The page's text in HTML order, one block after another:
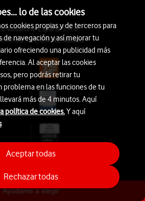
Ayúdame a elegir
Vodafone España S.A.U.
115, 28042 Madrid
lo de las cookies
cookies propias y de terceros para
de navegación y así mejorar tu
ofreciendo una publicidad más
Al aceptar las cookies
pero podrás retirar tu
problema en las funciones de tu
más de 4 minutos. Aquí
política de cookies.Y aquí
Rechazar todas
Aceptar todas